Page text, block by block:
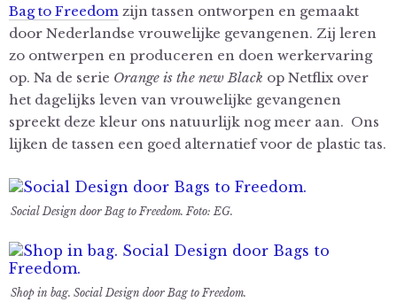
Bag to Freedom zijn tassen ontworpen en gemaakt
door Nederlandse vrouwelijke gevangenen. Zij leren
zo ontwerpen en produceren en doen werkervaring
op. Na de serie Orange is the new Black op Netflix over
het dagelijks leven van vrouwelijke gevangenen
spreekt deze kleur ons natuurlijk nog meer aan. Ons
lijken de tassen een goed alternatief voor de plastic tas.
Social Design door Bag to Freedom. Foto: EG.
Shop in bag. Social Design door Bag to Freedom.